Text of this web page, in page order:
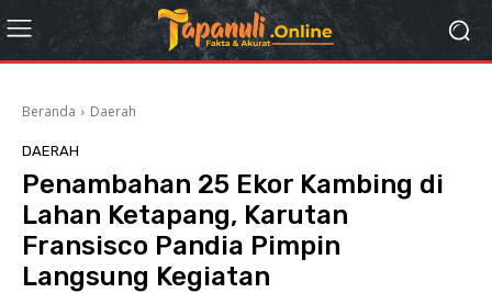
Beranda Daerah
DAERAH
Penambahan 25 Ekor Kambing di
Lahan Ketapang, Karutan
Fransisco Pandia Pimpin
Langsung Kegiatan